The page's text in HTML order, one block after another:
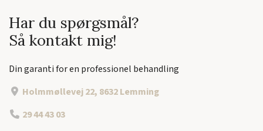
Har du spørgsmål?
Så kontakt mig!
Din garanti for en professionel behandling
Holmmøllevej 22, 8632 Lemming
29 44 43 03